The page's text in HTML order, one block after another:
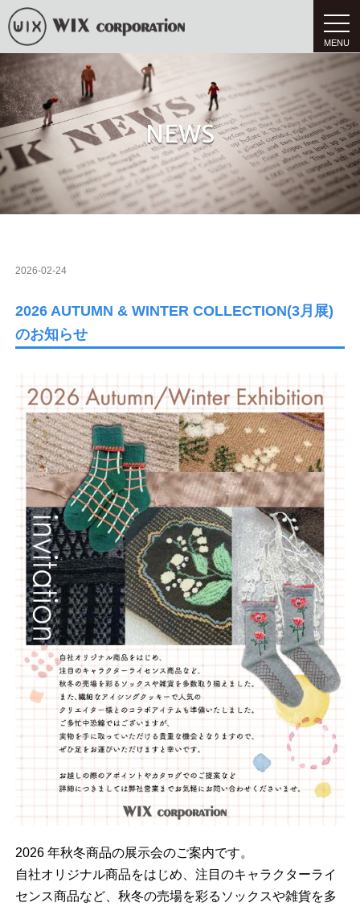
t
o
g
g
l
e
n
a
v
i
g
a
t
i
o
NEWS
2026-02-24
2026 AUTUMN & WINTER COLLECTION(3月展)
のお知らせ
2026 年秋冬商品の展示会のご案内です。
自社オリジナル商品をはじめ、注目のキャラクターライ
センス商品など、秋冬の売場を彩るソックスや雑貨を多